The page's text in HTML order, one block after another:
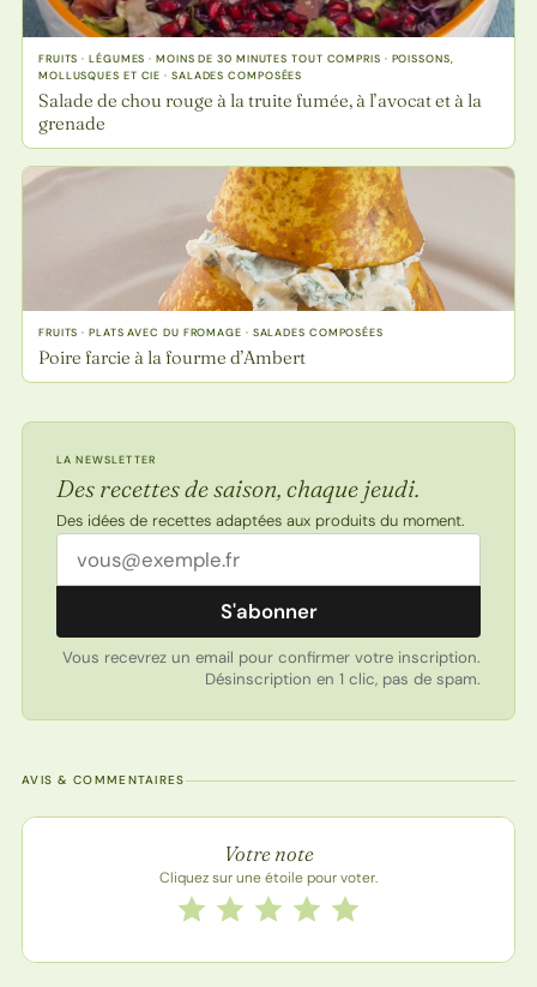
FRUITS · LÉGUMES · MOINS DE 30 MINUTES TOUT COMPRIS · POISSONS,
MOLLUSQUES ET CIE · SALADES COMPOSÉES
Salade de chou rouge à la truite fumée, à l’avocat et à la
grenade
FRUITS · PLATS AVEC DU FROMAGE · SALADES COMPOSÉES
Poire farcie à la fourme d’Ambert
LA NEWSLETTER
Des recettes de saison, chaque jeudi.
Des idées de recettes adaptées aux produits du moment.
Adresse email
S'abonner
Vous recevrez un email pour confirmer votre inscription.
Désinscription en 1 clic, pas de spam.
AVIS & COMMENTAIRES
Note de la recette
Votre note
Cliquez sur une étoile pour voter.
Notez cette recette de 1 à 5 étoiles
5 étoiles
4 étoiles
3 étoiles
2 étoiles
1 étoile